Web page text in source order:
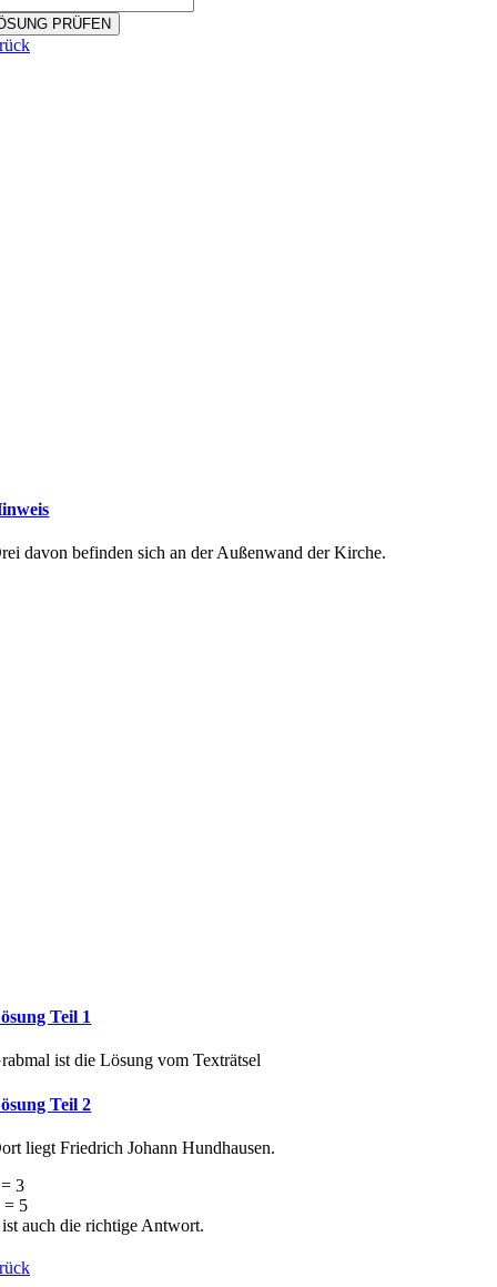
PRÜFEN
davon befinden sich an der Außenwand der Kirche.
Teil 1
ist die Lösung vom Texträtsel
Teil 2
liegt Friedrich Johann Hundhausen.
3
= 5
auch die richtige Antwort.